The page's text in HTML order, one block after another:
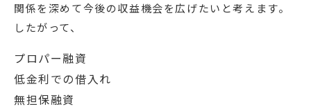
関係を深めて今後の収益機会を広げたいと考えます。
したがって、
プロパー融資
低金利での借入れ
無担保融資